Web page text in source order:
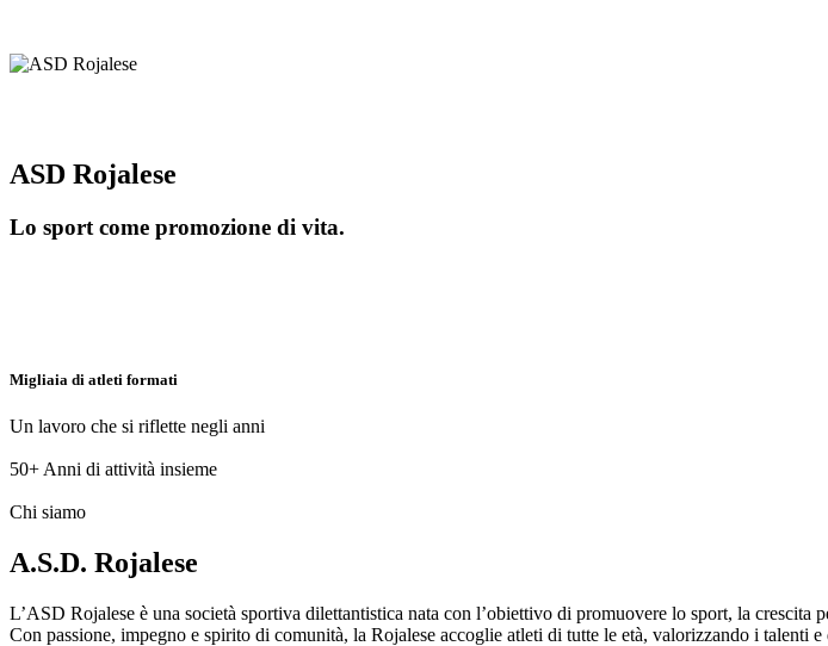
ASD Rojalese
Lo sport come promozione di vita.
Migliaia di atleti formati
Un lavoro che si riflette negli anni
50+ Anni di attività insieme
Chi siamo
A.S.D. Rojalese
L’ASD Rojalese è una società sportiva dilettantistica nata con l’obiettivo di promuovere lo sport, la crescita
Con passione, impegno e spirito di comunità, la Rojalese accoglie atleti di tutte le età, valorizzando i talenti